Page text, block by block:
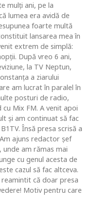
mulţi ani, pe la
lumea era avidă de
foarte multă
lansarea mea în
extrem de simplă:
După vreo 6 ani,
la TV Neptun,
a ziarului
am lucrat în paralel în
posturi de radio,
Mix FM. A venit apoi
şi am continuat să fac
Însă presa scrisă a
ajuns redactor şef
am rămas mai
cu genul acesta de
cazul să fac altceva.
reamintit că doar presa
Motiv pentru care